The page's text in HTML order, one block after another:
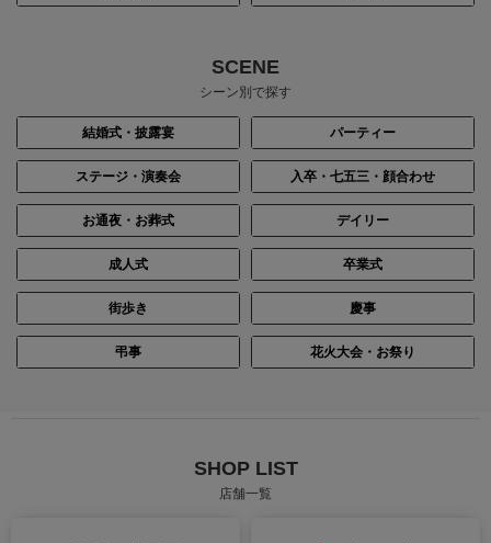
SCENE
シーン別で探す
結婚式・披露宴 パーティー
ステージ・演奏会 入卒・七五三・顔合わせ
お通夜・お葬式 デイリー
成人式 卒業式
街歩き 慶事
弔事 花火大会・お祭り
SHOP LIST
店舗一覧